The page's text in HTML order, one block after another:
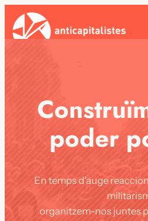
poder
En temps d’auge
organitzem-nos juntes